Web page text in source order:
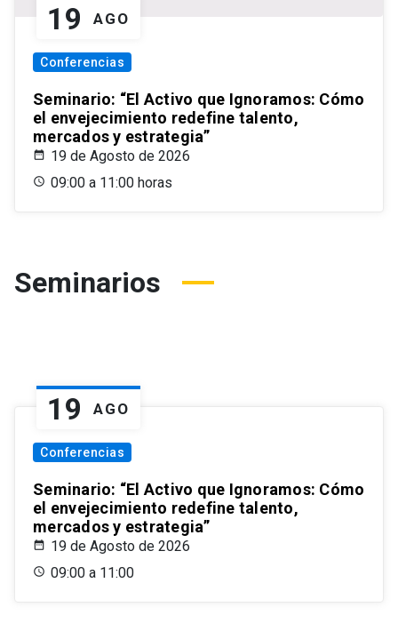
19 AGO
Conferencias
Seminario: “El Activo que Ignoramos: Cómo
el envejecimiento redefine talento,
mercados y estrategia”
19 de Agosto de 2026
09:00 a 11:00 horas
Seminarios
19 AGO
Conferencias
Seminario: “El Activo que Ignoramos: Cómo
el envejecimiento redefine talento,
mercados y estrategia”
19 de Agosto de 2026
09:00 a 11:00